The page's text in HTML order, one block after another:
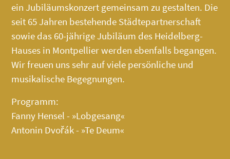
ein Jubiläumskonzert gemeinsam zu gestalten. Die
seit 65 Jahren bestehende Städtepartnerschaft
sowie das 60-jährige Jubiläum des Heidelberg-
Hauses in Montpellier werden ebenfalls begangen.
Wir freuen uns sehr auf viele persönliche und
musikalische Begegnungen.
Programm:
Fanny Hensel - »Lobgesang«
Antonin Dvořák - »Te Deum«